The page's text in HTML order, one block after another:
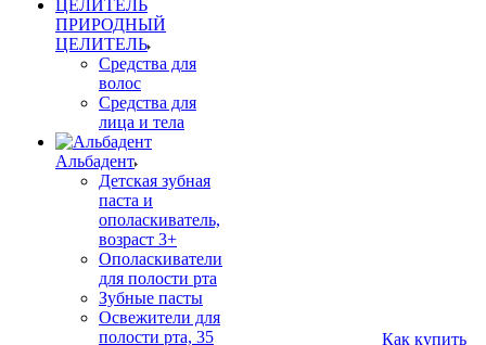
ПРИРОДНЫЙ
ЦЕЛИТЕЛЬ
Средства для
волос
Средства для
лица и тела
Альбадент
Детская зубная
паста и
ополаскиватель,
возраст 3+
Ополаскиватели
для полости рта
Зубные пасты
Освежители для
полости рта, 35
Как купить